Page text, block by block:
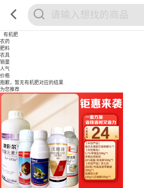
有机肥
农药
肥料
农具
销量
人气
价格
抱歉，暂无有机肥对应的结果
为您推荐